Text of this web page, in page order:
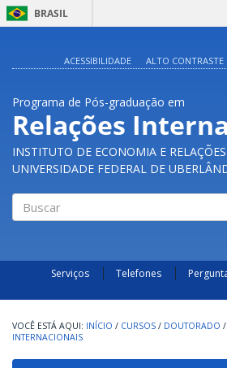
BRASIL
ACESSIBILIDADE
ALTO CONTRASTE
Programa de Pós-graduação em
Relações
INSTITUTO DE ECONOMIA E
UNIVERSIDADE FEDERAL DE
Serviços Telefones
INÍCIO / CURSOS / DOUTORADO /
INTERNACIONAIS